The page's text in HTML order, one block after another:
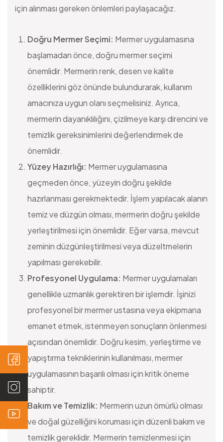
için alınması gereken önlemleri paylaşacağız.
Doğru Mermer Seçimi: Mermer uygulamasına
başlamadan önce, doğru mermer seçimi
önemlidir. Mermerin renk, desen ve kalite
özelliklerini göz önünde bulundurarak, kullanım
amacınıza uygun olanı seçmelisiniz. Ayrıca,
mermerin dayanıklılığını, çizilmeye karşı direncini ve
temizlik gereksinimlerini değerlendirmek de
önemlidir.
Yüzey Hazırlığı: Mermer uygulamasına
geçmeden önce, yüzeyin doğru şekilde
hazırlanması gerekmektedir. İşlem yapılacak alanın
temiz ve düzgün olması, mermerin doğru şekilde
yerleştirilmesi için önemlidir. Eğer varsa, mevcut
zeminin düzgünleştirilmesi veya düzeltmelerin
yapılması gerekebilir.
Profesyonel Uygulama: Mermer uygulamaları
genellikle uzmanlık gerektiren bir işlemdir. İşinizi
profesyonel bir mermer ustasına veya ekipmana
emanet etmek, istenmeyen sonuçların önlenmesi
açısından önemlidir. Doğru kesim, yerleştirme ve
yapıştırma tekniklerinin kullanılması, mermer
uygulamasının başarılı olması için kritik öneme
sahiptir.
Bakım ve Temizlik: Mermerin uzun ömürlü olması
ve doğal güzelliğini koruması için düzenli bakım ve
temizlik gereklidir. Mermerin temizlenmesi için